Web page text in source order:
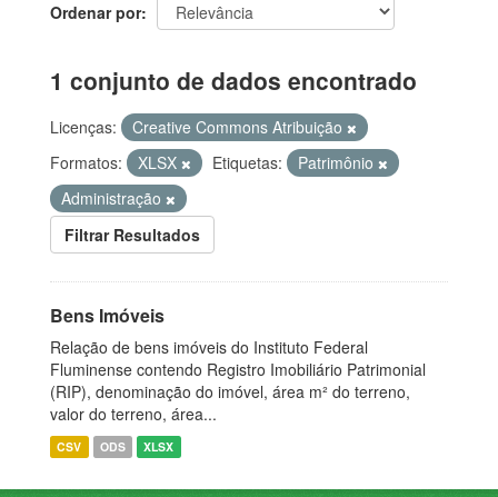
Ordenar por
1 conjunto de dados encontrado
Licenças:
Creative Commons Atribuição
Formatos:
XLSX Etiquetas:
Patrimônio
Administração
Filtrar Resultados
Bens Imóveis
Relação de bens imóveis do Instituto Federal
Fluminense contendo Registro Imobiliário Patrimonial
(RIP), denominação do imóvel, área m² do terreno,
valor do terreno, área...
CSV ODS XLSX